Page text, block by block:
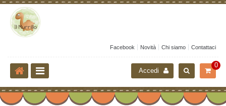
Facebook Novità Chi siamo Contattaci
0
Accedi